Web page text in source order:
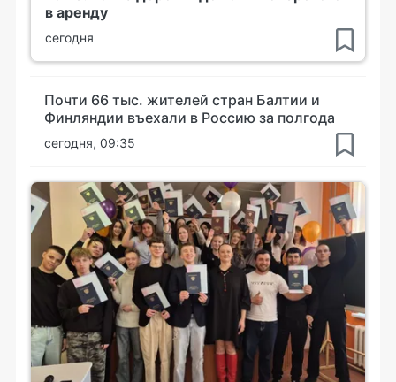
в аренду
сегодня
Почти 66 тыс. жителей стран Балтии и
Финляндии въехали в Россию за полгода
сегодня, 09:35